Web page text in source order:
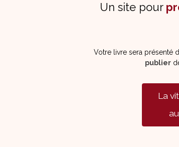
Un site pour
Votre livre sera présenté
publier
La